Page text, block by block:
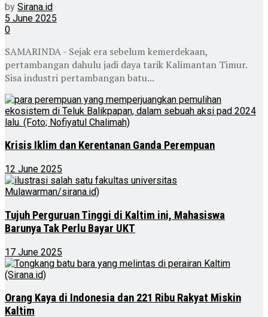
by Sirana.id
5 June 2025
0
SAMARINDA - Sejak era sebelum kemerdekaan,
pertambangan dahulu jadi daya tarik Kalimantan Timur.
Sisa industri pertambangan batu...
Krisis Iklim dan Kerentanan Ganda Perempuan
12 June 2025
Tujuh Perguruan Tinggi di Kaltim ini, Mahasiswa
Barunya Tak Perlu Bayar UKT
17 June 2025
Orang Kaya di Indonesia dan 221 Ribu Rakyat Miskin
Kaltim